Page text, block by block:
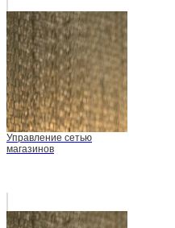
Управление сетью
магазинов